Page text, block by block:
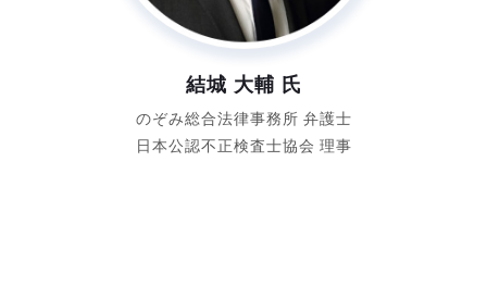
結城 大輔 氏
のぞみ総合法律事務所 弁護士
日本公認不正検査士協会 理事